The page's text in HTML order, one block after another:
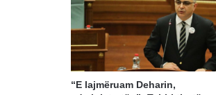
“E lajmëruam Deharin,